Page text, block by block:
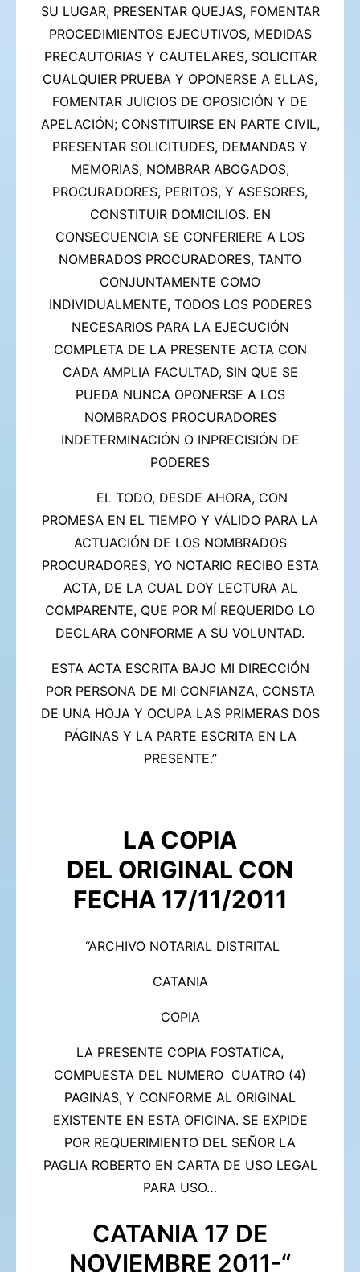
SU LUGAR; PRESENTAR QUEJAS, FOMENTAR
PROCEDIMIENTOS EJECUTIVOS, MEDIDAS
PRECAUTORIAS Y CAUTELARES, SOLICITAR
CUALQUIER PRUEBA Y OPONERSE A ELLAS,
FOMENTAR JUICIOS DE OPOSICIÓN Y DE
APELACIÓN; CONSTITUIRSE EN PARTE CIVIL,
PRESENTAR SOLICITUDES, DEMANDAS Y
MEMORIAS, NOMBRAR ABOGADOS,
PROCURADORES, PERITOS, Y ASESORES,
CONSTITUIR DOMICILIOS. EN
CONSECUENCIA SE CONFERIERE A LOS
NOMBRADOS PROCURADORES, TANTO
CONJUNTAMENTE COMO
INDIVIDUALMENTE, TODOS LOS PODERES
NECESARIOS PARA LA EJECUCIÓN
COMPLETA DE LA PRESENTE ACTA CON
CADA AMPLIA FACULTAD, SIN QUE SE
PUEDA NUNCA OPONERSE A LOS
NOMBRADOS PROCURADORES
INDETERMINACIÓN O INPRECISIÓN DE
PODERES
EL TODO, DESDE AHORA, CON
PROMESA EN EL TIEMPO Y VÁLIDO PARA LA
ACTUACIÓN DE LOS NOMBRADOS
PROCURADORES, YO NOTARIO RECIBO ESTA
ACTA, DE LA CUAL DOY LECTURA AL
COMPARENTE, QUE POR MÍ REQUERIDO LO
DECLARA CONFORME A SU VOLUNTAD.
ESTA ACTA ESCRITA BAJO MI DIRECCIÓN
POR PERSONA DE MI CONFIANZA, CONSTA
DE UNA HOJA Y OCUPA LAS PRIMERAS DOS
PÁGINAS Y LA PARTE ESCRITA EN LA
PRESENTE.”
LA COPIA
DEL ORIGINAL CON
FECHA 17/11/2011
“ARCHIVO NOTARIAL DISTRITAL
CATANIA
COPIA
LA PRESENTE COPIA FOSTATICA,
COMPUESTA DEL NUMERO CUATRO (4)
PAGINAS, Y CONFORME AL ORIGINAL
EXISTENTE EN ESTA OFICINA. SE EXPIDE
POR REQUERIMIENTO DEL SEÑOR LA
PAGLIA ROBERTO EN CARTA DE USO LEGAL
PARA USO…
CATANIA 17 DE
NOVIEMBRE 2011-“